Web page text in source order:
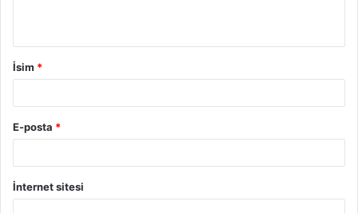
İsim *
E-posta *
İnternet sitesi